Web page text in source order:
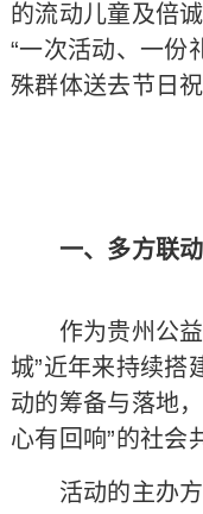
的流动儿童及倍
“一次活动、一份
殊群体送去节日
一、多方联
作为贵州公益
城”近年来持续搭
动的筹备与落地
心有回响”的社会
活动的主办方